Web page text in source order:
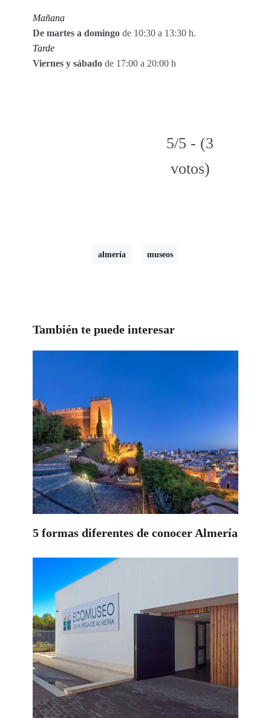
Mañana
De martes a domingo de 10:30 a 13:30 h.
Tarde
Viernes y sábado de 17:00 a 20:00 h
5/5 - (3
votos)
almería museos
También te puede interesar
5 formas diferentes de conocer Almería